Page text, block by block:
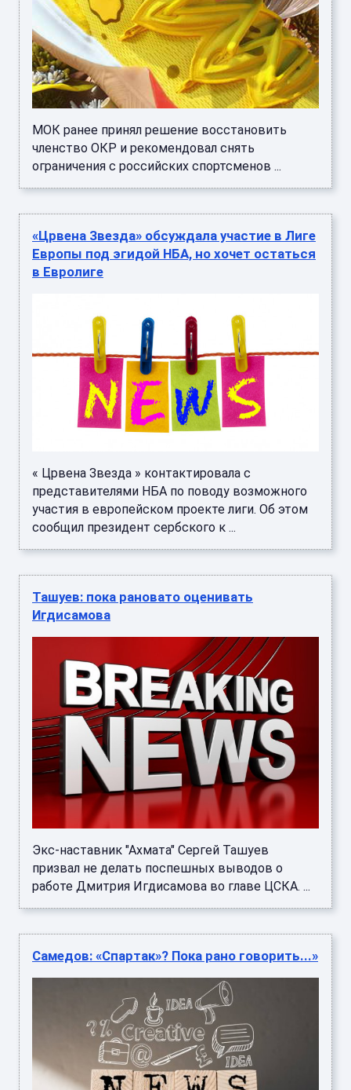
МОК ранее принял решение восстановить
членство ОКР и рекомендовал снять
ограничения с российских спортсменов ...
«Црвена Звезда» обсуждала участие в Лиге
Европы под эгидой НБА, но хочет остаться
в Евролиге
« Црвена Звезда » контактировала с
представителями НБА по поводу возможного
участия в европейском проекте лиги. Об этом
сообщил президент сербского к ...
Ташуев: пока рановато оценивать
Игдисамова
Экс-наставник "Ахмата" Сергей Ташуев
призвал не делать поспешных выводов о
работе Дмитрия Игдисамова во главе ЦСКА. ...
Самедов: «Спартак»? Пока рано говорить...»